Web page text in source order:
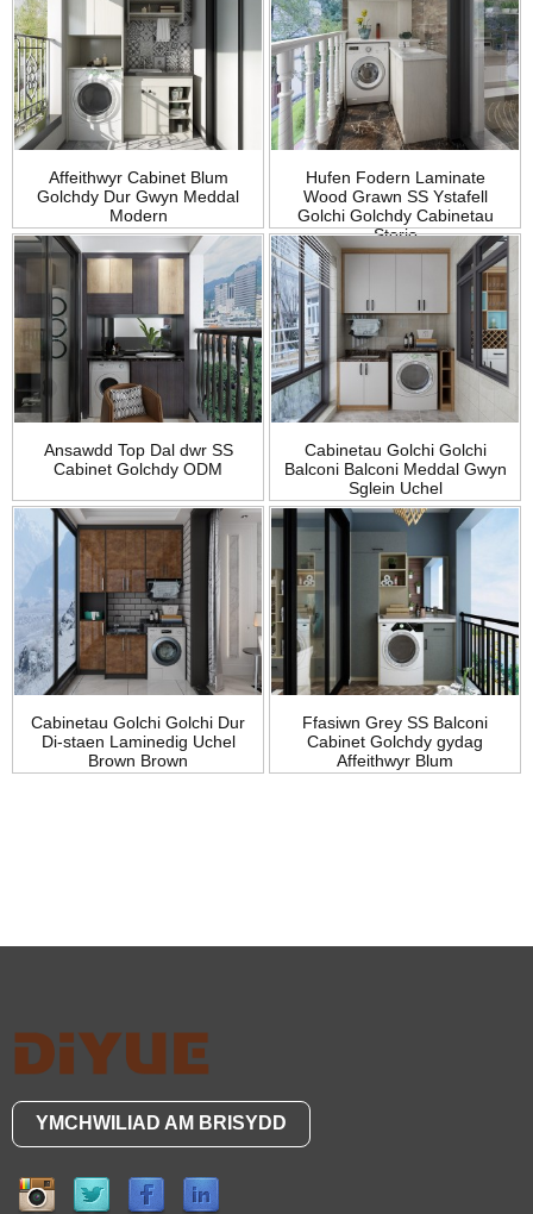
Affeithwyr Cabinet Blum
Golchdy Dur Gwyn Meddal
Modern
Hufen Fodern Laminate
Wood Grawn SS Ystafell
Golchi Golchdy Cabinetau
Storio
Ansawdd Top Dal dwr SS
Cabinet Golchdy ODM
Cabinetau Golchi Golchi
Balconi Balconi Meddal Gwyn
Sglein Uchel
Cabinetau Golchi Golchi Dur
Di-staen Laminedig Uchel
Brown Brown
Ffasiwn Grey SS Balconi
Cabinet Golchdy gydag
Affeithwyr Blum
YMCHWILIAD AM BRISYDD